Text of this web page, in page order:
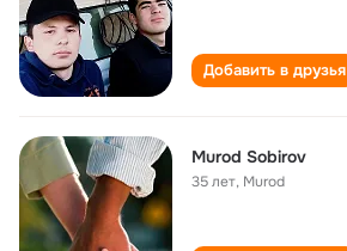
Добавить в друзья
Murod Sobirov
35 лет, Murod